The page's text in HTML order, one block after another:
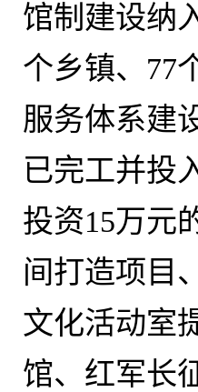
馆制建设纳
个乡镇、77
服务体系建
已完工并投
投资15万元
间打造项目
文化活动室
馆、红军长